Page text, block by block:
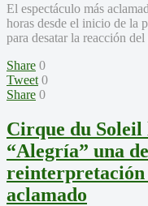
El espectáculo más
horas desde el inicio de la
para desatar la reacción
Share 0
Tweet 0
Share 0
Cirque du Soleil
“Alegría” una
reinterpretación
aclamado